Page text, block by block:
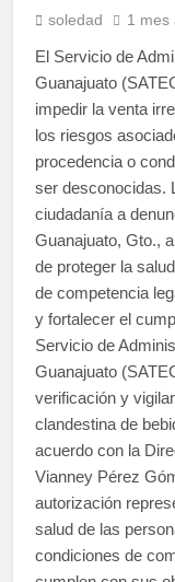
soledad 1 mes
El Servicio de
Guanajuato
impedir la venta
los riesgos
procedencia o
ser desconocidas.
ciudadanía a
Guanajuato, Gto.,
de proteger la
de competencia
y fortalecer el
Servicio de
Guanajuato
verificación y
clandestina de
acuerdo con la
Vianney Pérez
autorización
salud de las
condiciones de